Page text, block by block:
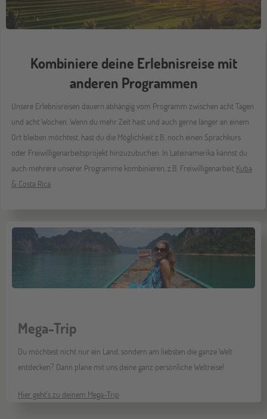
Kombiniere deine Erlebnisreise mit
anderen Programmen
Unsere Erlebnisreisen dauern abhängig vom Programm zwischen acht Tagen
und acht Wochen. Wenn du mehr Zeit hast und auch gerne länger an einem
Ort bleiben möchtest, hast du die Möglichkeit z.B. noch einen Sprachkurs
oder Freiwilligenarbeitsprojekt hinzuzubuchen. In Lateinamerika kannst du
auch mehrere unserer Programme kombinieren, z.B. Freiwilligenarbeit Kuba
& Costa Rica.
Mega-Trip
Du möchtest nicht nur ein Land, sondern am liebsten die ganze Welt
entdecken? Dann plane mit uns deine ganz persönliche Weltreise!
Hier geht's zu deinem Mega-Trip